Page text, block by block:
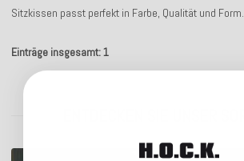
Sitzkissen passt perfekt in Farbe, Qualität und Form.
Einträge insgesamt: 1